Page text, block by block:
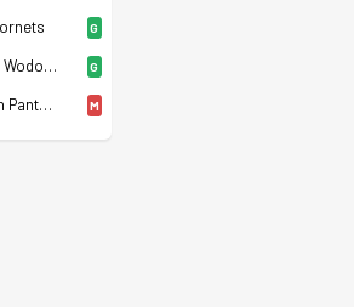
G
Albury Wodonga Bandits G
Penrith Panthers M